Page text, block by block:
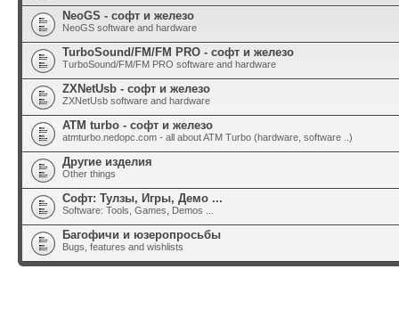
NeoGS - софт и железо
NeoGS software and hardware
TurboSound/FM/FM PRO - софт и железо
TurboSound/FM/FM PRO software and hardware
ZXNetUsb - софт и железо
ZXNetUsb software and hardware
ATM turbo - софт и железо
atmturbo.nedopc.com - all about ATM Turbo (hardware, software ..)
Другие изделия
Other things
Софт: Тулзы, Игры, Демо ...
Software: Tools, Games, Demos ...
Багофичи и юзеропросьбы
Bugs, features and wishlists